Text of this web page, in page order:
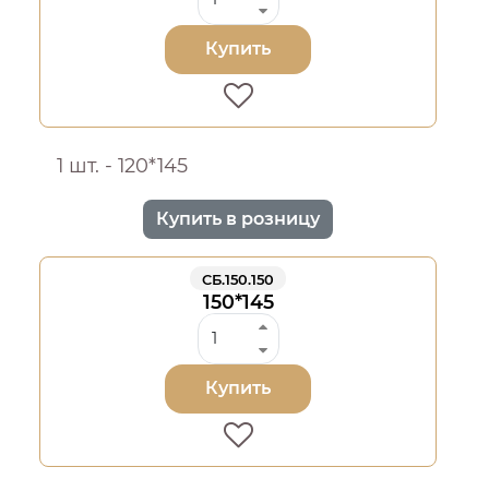
Купить
1 шт. - 120*145
Купить в розницу
СБ.150.150
150*145
Купить